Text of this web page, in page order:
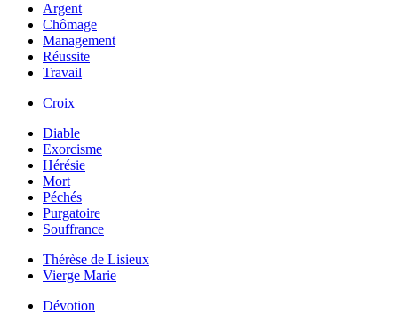
Argent
Chômage
Management
Réussite
Travail
Croix
Diable
Exorcisme
Hérésie
Mort
Péchés
Purgatoire
Souffrance
Thérèse de Lisieux
Vierge Marie
Dévotion